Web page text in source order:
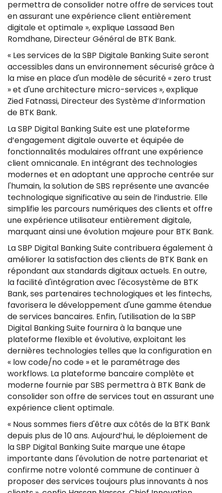
permettra de consolider notre offre de services tout
en assurant une expérience client entièrement
digitale et optimale », explique Lassaad Ben
Romdhane, Directeur Général de BTK Bank.
« Les services de la SBP Digitale Banking Suite seront
accessibles dans un environnement sécurisé grâce à
la mise en place d'un modèle de sécurité « zero trust
» et d'une architecture micro-services », explique
Zied Fatnassi, Directeur des Système d’Information
de BTK Bank.
La SBP Digital Banking Suite est une plateforme
d’engagement digitale ouverte et équipée de
fonctionnalités modulaires offrant une expérience
client omnicanale. En intégrant des technologies
modernes et en adoptant une approche centrée sur
l'humain, la solution de SBS représente une avancée
technologique significative au sein de l’industrie. Elle
simplifie les parcours numériques des clients et offre
une expérience utilisateur entièrement digitale,
marquant ainsi une évolution majeure pour BTK Bank.
La SBP Digital Banking Suite contribuera également à
améliorer la satisfaction des clients de BTK Bank en
répondant aux standards digitaux actuels. En outre,
la facilité d'intégration avec l'écosystème de BTK
Bank, ses partenaires technologiques et les fintechs,
favorisera le développement d'une gamme étendue
de services bancaires. Enfin, l'utilisation de la SBP
Digital Banking Suite fournira à la banque une
plateforme flexible et évolutive, exploitant les
dernières technologies telles que la configuration en
« low code/no code » et le paramétrage des
workflows. La plateforme bancaire complète et
moderne fournie par SBS permettra à BTK Bank de
consolider son offre de services tout en assurant une
expérience client optimale.
« Nous sommes fiers d'être aux côtés de la BTK Bank
depuis plus de 10 ans. Aujourd’hui, le déploiement de
la SBP Digital Banking Suite marque une étape
importante dans l'évolution de notre partenariat et
confirme notre volonté commune de continuer à
proposer des services toujours plus innovants à nos